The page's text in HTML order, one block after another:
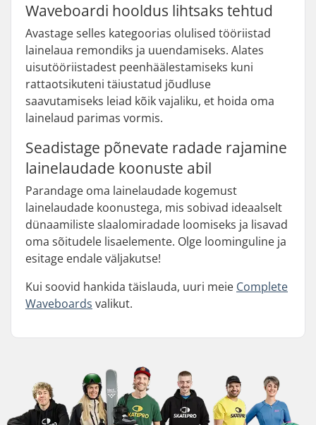
Waveboardi hooldus lihtsaks tehtud
Avastage selles kategoorias olulised tööriistad
lainelaua remondiks ja uuendamiseks. Alates
uisutööriistadest peenhäälestamiseks kuni
rattaotsikuteni täiustatud jõudluse
saavutamiseks leiad kõik vajaliku, et hoida oma
lainelaud parimas vormis.
Seadistage põnevate radade rajamine
lainelaudade koonuste abil
Parandage oma lainelaudade kogemust
lainelaudade koonustega, mis sobivad ideaalselt
dünaamiliste slaalomiradade loomiseks ja lisavad
oma sõitudele lisaelemente. Olge loominguline ja
esitage endale väljakutse!
Kui soovid hankida täislauda, uuri meie Complete
Waveboards valikut.